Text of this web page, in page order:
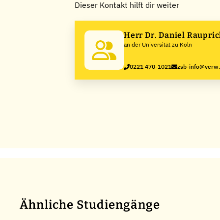
Dieser Kontakt hilft dir weiter
Herr Dr. Daniel
an der Universität zu Köln
0221 470-1021 zsb-
Ähnliche Studiengänge